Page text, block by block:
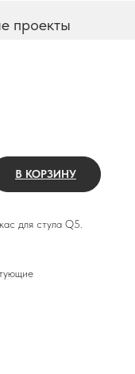
проекты
В КОРЗИНУ
для стула Q5.